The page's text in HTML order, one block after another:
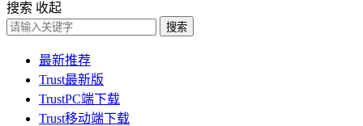
搜索 收起
搜索
最新推荐
Trust最新版
TrustPC端下载
Trust移动端下载